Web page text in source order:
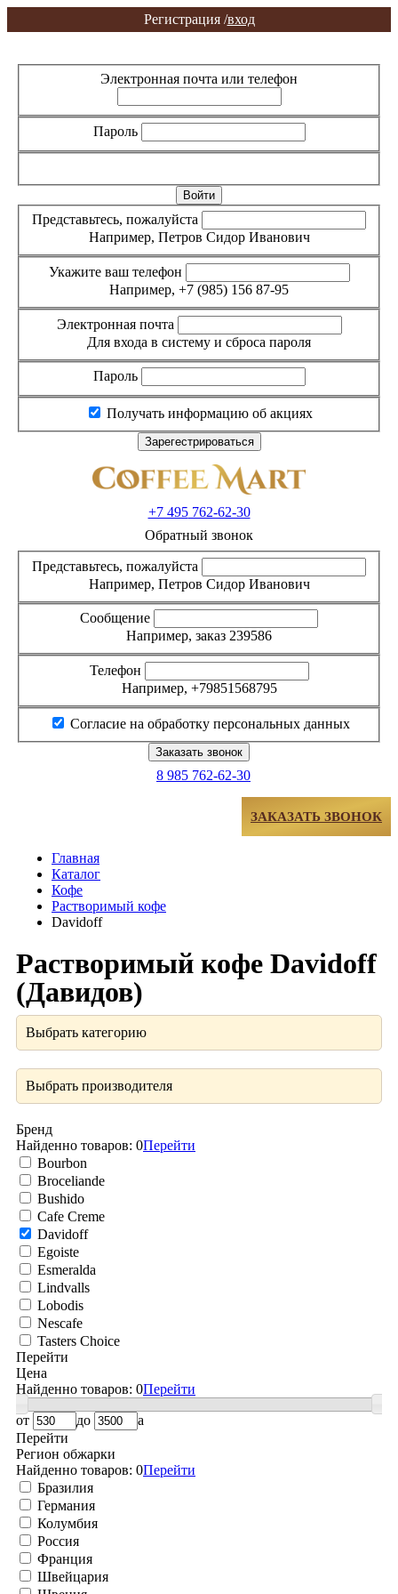
Регистрация /вход
Электронная почта или телефон
Пароль
Представьтесь, пожалуйста
Например, Петров Сидор Иванович
Укажите ваш телефон
Например, +7 (985) 156 87-95
Электронная почта
Для входа в систему и сброса пароля
Пароль
Получать информацию об акциях
+7 495762-62-30
Обратный звонок
Представьтесь, пожалуйста
Например, Петров Сидор Иванович
Сообщение
Например, заказ 239586
Телефон
Например, +79851568795
Согласие на обработку персональных данных
8 985 762-62-30
ЗАКАЗАТЬ ЗВОНОК
Главная
Каталог
Кофе
Растворимый кофе
Davidoff
Растворимый кофе Davidoff
(Давидов)
Выбрать категорию
Выбрать производителя
Бренд
Найденно товаров: 0Перейти
Bourbon
Broceliande
Bushido
Cafe Creme
Davidoff
Egoiste
Esmeralda
Lindvalls
Lobodis
Nescafe
Tasters Choice
Перейти
Цена
Найденно товаров: 0Перейти
от до
a
Перейти
Регион обжарки
Найденно товаров: 0Перейти
Бразилия
Германия
Колумбия
Россия
Франция
Швейцария